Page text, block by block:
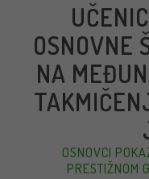
OSNOVNE
NA
OSNOVCI
PRESTIŽNOM